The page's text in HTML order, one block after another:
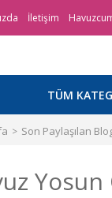
İletişim
TÜM
Son Paylaşılan
Yosun